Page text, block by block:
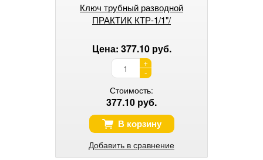
Ключ трубный разводной
ПРАКТИК КТР-1/1"/
Цена: 377.10 руб.
+
-
Стоимость:
377.10 руб.
В корзину
Добавить в сравнение